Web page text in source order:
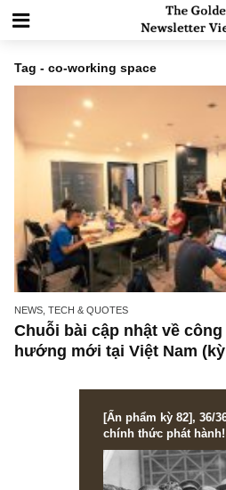
Tag - co-working space
NEWS, TECH & QUOTES
hướng mới tại Việt Nam
[Ấn phẩm kỳ 82],
chính thức phát